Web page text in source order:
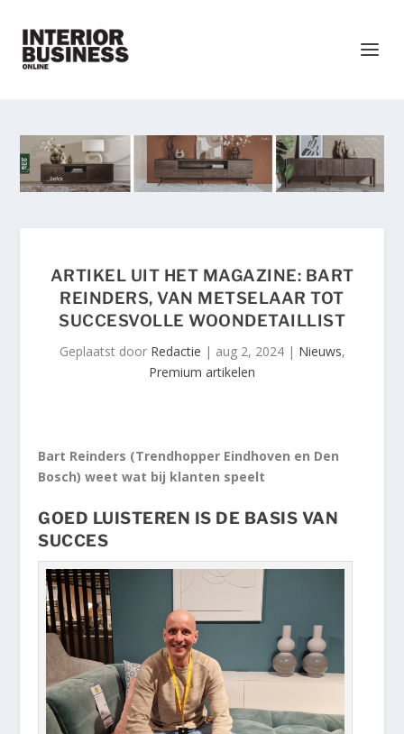
ARTIKEL UIT HET MAGAZINE: BART
REINDERS, VAN METSELAAR TOT
SUCCESVOLLE WOONDETAILLIST
Geplaatst door Redactie | aug 2, 2024| Nieuws,
Premium artikelen
Bart Reinders (Trendhopper Eindhoven en Den
Bosch) weet wat bij klanten speelt
GOED LUISTEREN IS DE BASIS VAN
SUCCES